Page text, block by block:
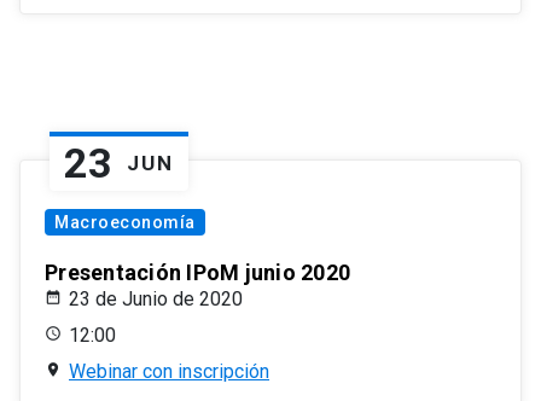
23 JUN
Macroeconomía
Presentación IPoM junio 2020
23 de Junio de 2020
12:00
Webinar con inscripción